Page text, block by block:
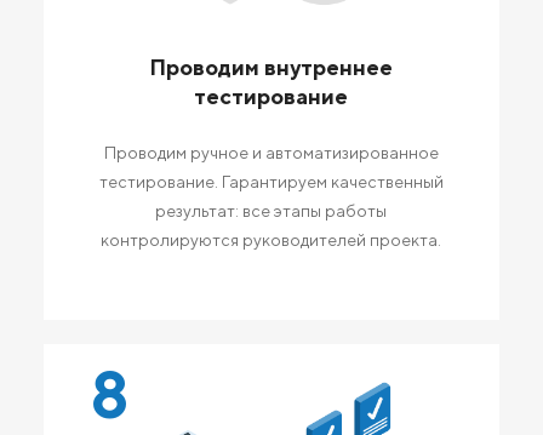
Проводим внутреннее
тестирование
Проводим ручное и автоматизированное
тестирование. Гарантируем качественный
результат: все этапы работы
контролируются руководителей проекта.
8